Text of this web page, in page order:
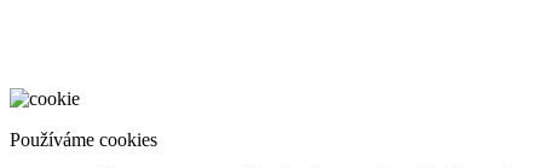
Používáme cookies